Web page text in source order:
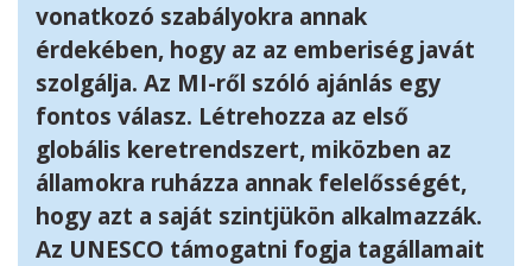
vonatkozó szabályokra annak
érdekében, hogy az az emberiség javát
szolgálja. Az MI-ről szóló ajánlás egy
fontos válasz. Létrehozza az első
globális keretrendszert, miközben az
államokra ruházza annak felelősségét,
hogy azt a saját szintjükön alkalmazzák.
Az UNESCO támogatni fogja tagállamait